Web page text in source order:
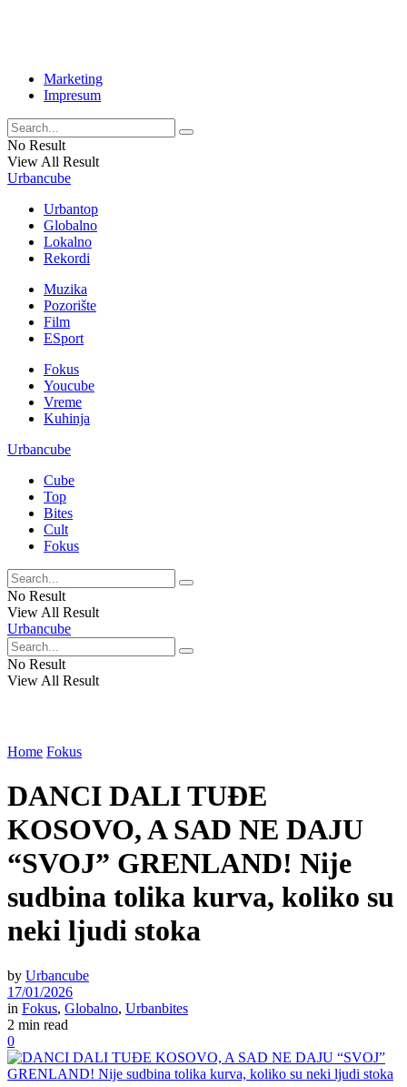
Marketing
Impresum
No Result
View All Result
Urbancube
Urbantop
Globalno
Lokalno
Rekordi
Muzika
Pozorište
Film
ESport
Fokus
Youcube
Vreme
Kuhinja
Urbancube
Cube
Top
Bites
Cult
Fokus
No Result
View All Result
Urbancube
No Result
View All Result
Home Fokus
DANCI DALI TUĐE
KOSOVO, A SAD NE DAJU
“SVOJ” GRENLAND! Nije
sudbina tolika kurva, koliko su
neki ljudi stoka
by Urbancube
17/01/2026
in Fokus, Globalno, Urbanbites
2 min read
0